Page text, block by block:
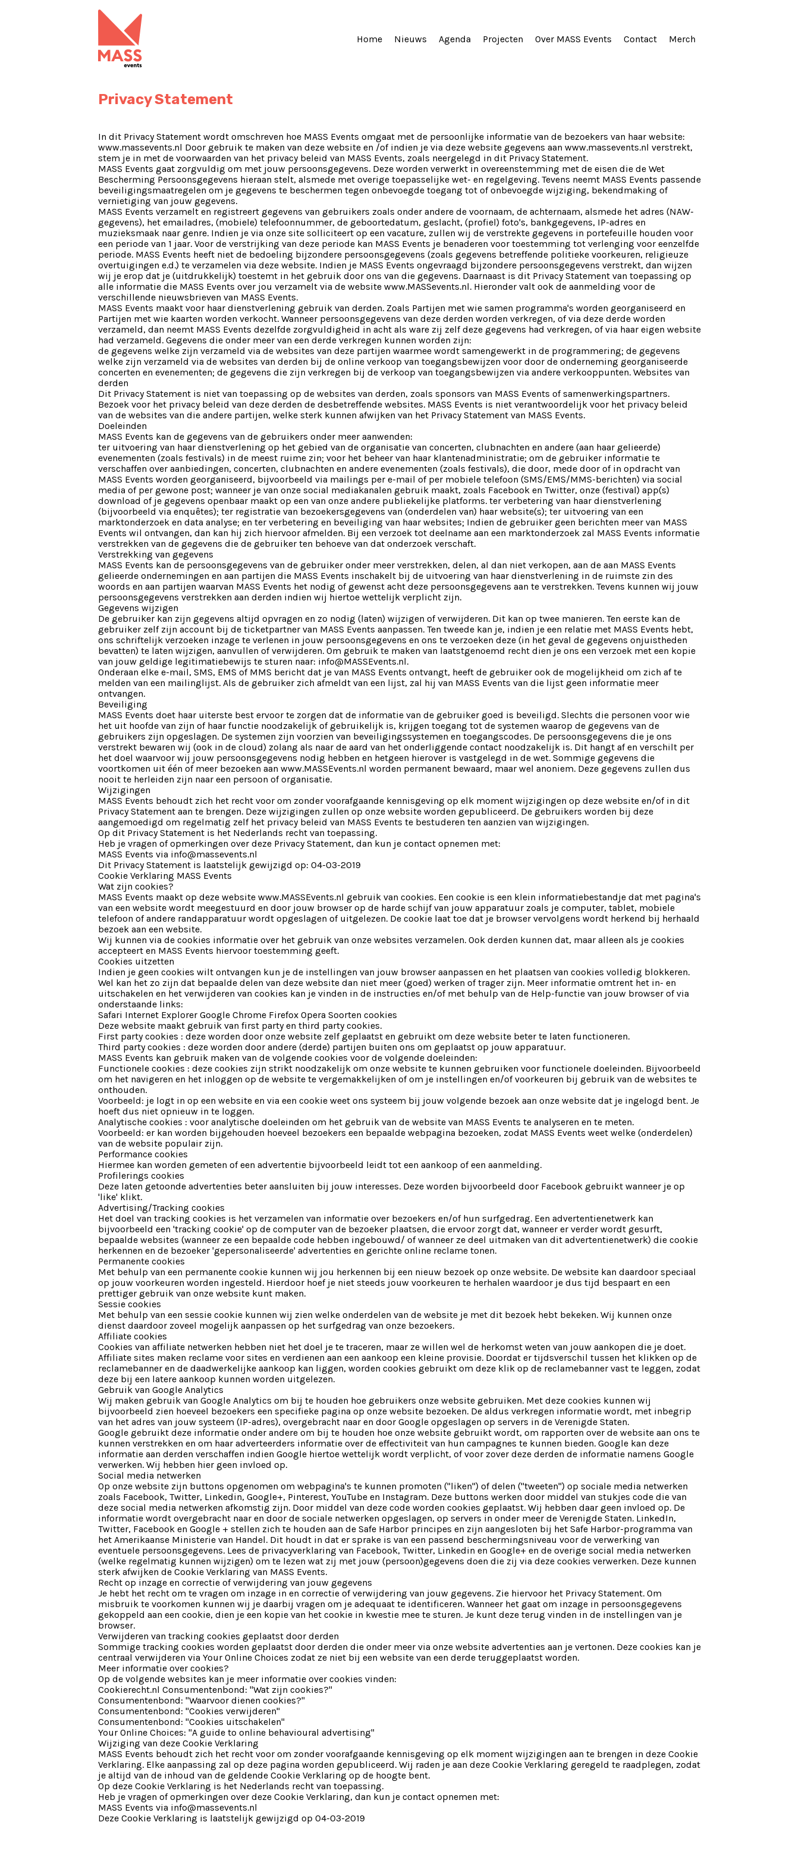
Home Nieuws Agenda Projecten Over MASS Events Contact Merch
Privacy Statement
In dit Privacy Statement wordt omschreven hoe MASS Events omgaat met de persoonlijke informatie van de bezoekers van haar website:
www.massevents.nl Door gebruik te maken van deze website en /of indien je via deze website gegevens aan www.massevents.nl verstrekt,
stem je in met de voorwaarden van het privacy beleid van MASS Events, zoals neergelegd in dit Privacy Statement.
MASS Events gaat zorgvuldig om met jouw persoonsgegevens. Deze worden verwerkt in overeenstemming met de eisen die de Wet
Bescherming Persoonsgegevens hieraan stelt, alsmede met overige toepasselijke wet- en regelgeving. Tevens neemt MASS Events passende
beveiligingsmaatregelen om je gegevens te beschermen tegen onbevoegde toegang tot of onbevoegde wijziging, bekendmaking of
vernietiging van jouw gegevens.
MASS Events verzamelt en registreert gegevens van gebruikers zoals onder andere de voornaam, de achternaam, alsmede het adres (NAW-
gegevens), het emailadres, (mobiele) telefoonnummer, de geboortedatum, geslacht, (profiel) foto's, bankgegevens, IP-adres en
muzieksmaak naar genre. Indien je via onze site solliciteert op een vacature, zullen wij de verstrekte gegevens in portefeuille houden voor
een periode van 1 jaar. Voor de verstrijking van deze periode kan MASS Events je benaderen voor toestemming tot verlenging voor eenzelfde
periode. MASS Events heeft niet de bedoeling bijzondere persoonsgegevens (zoals gegevens betreffende politieke voorkeuren, religieuze
overtuigingen e.d.) te verzamelen via deze website. Indien je MASS Events ongevraagd bijzondere persoonsgegevens verstrekt, dan wijzen
wij je erop dat je (uitdrukkelijk) toestemt in het gebruik door ons van die gegevens. Daarnaast is dit Privacy Statement van toepassing op
alle informatie die MASS Events over jou verzamelt via de website www.MASSevents.nl. Hieronder valt ook de aanmelding voor de
verschillende nieuwsbrieven van MASS Events.
MASS Events maakt voor haar dienstverlening gebruik van derden. Zoals Partijen met wie samen programma's worden georganiseerd en
Partijen met wie kaarten worden verkocht. Wanneer persoonsgegevens van deze derden worden verkregen, of via deze derde worden
verzameld, dan neemt MASS Events dezelfde zorgvuldigheid in acht als ware zij zelf deze gegevens had verkregen, of via haar eigen website
had verzameld. Gegevens die onder meer van een derde verkregen kunnen worden zijn:
de gegevens welke zijn verzameld via de websites van deze partijen waarmee wordt samengewerkt in de programmering; de gegevens
welke zijn verzameld via de websites van derden bij de online verkoop van toegangsbewijzen voor door de onderneming georganiseerde
concerten en evenementen; de gegevens die zijn verkregen bij de verkoop van toegangsbewijzen via andere verkooppunten. Websites van
derden
Dit Privacy Statement is niet van toepassing op de websites van derden, zoals sponsors van MASS Events of samenwerkingspartners.
Bezoek voor het privacy beleid van deze derden de desbetreffende websites. MASS Events is niet verantwoordelijk voor het privacy beleid
van de websites van die andere partijen, welke sterk kunnen afwijken van het Privacy Statement van MASS Events.
Doeleinden
MASS Events kan de gegevens van de gebruikers onder meer aanwenden:
ter uitvoering van haar dienstverlening op het gebied van de organisatie van concerten, clubnachten en andere (aan haar gelieerde)
evenementen (zoals festivals) in de meest ruime zin; voor het beheer van haar klantenadministratie; om de gebruiker informatie te
verschaffen over aanbiedingen, concerten, clubnachten en andere evenementen (zoals festivals), die door, mede door of in opdracht van
MASS Events worden georganiseerd, bijvoorbeeld via mailings per e-mail of per mobiele telefoon (SMS/EMS/MMS-berichten) via social
media of per gewone post; wanneer je van onze social mediakanalen gebruik maakt, zoals Facebook en Twitter, onze (festival) app(s)
download of je gegevens openbaar maakt op een van onze andere publiekelijke platforms. ter verbetering van haar dienstverlening
(bijvoorbeeld via enquêtes); ter registratie van bezoekersgegevens van (onderdelen van) haar website(s); ter uitvoering van een
marktonderzoek en data analyse; en ter verbetering en beveiliging van haar websites; Indien de gebruiker geen berichten meer van MASS
Events wil ontvangen, dan kan hij zich hiervoor afmelden. Bij een verzoek tot deelname aan een marktonderzoek zal MASS Events informatie
verstrekken van de gegevens die de gebruiker ten behoeve van dat onderzoek verschaft.
Verstrekking van gegevens
MASS Events kan de persoonsgegevens van de gebruiker onder meer verstrekken, delen, al dan niet verkopen, aan de aan MASS Events
gelieerde ondernemingen en aan partijen die MASS Events inschakelt bij de uitvoering van haar dienstverlening in de ruimste zin des
woords en aan partijen waarvan MASS Events het nodig of gewenst acht deze persoonsgegevens aan te verstrekken. Tevens kunnen wij jouw
persoonsgegevens verstrekken aan derden indien wij hiertoe wettelijk verplicht zijn.
Gegevens wijzigen
De gebruiker kan zijn gegevens altijd opvragen en zo nodig (laten) wijzigen of verwijderen. Dit kan op twee manieren. Ten eerste kan de
gebruiker zelf zijn account bij de ticketpartner van MASS Events aanpassen. Ten tweede kan je, indien je een relatie met MASS Events hebt,
ons schriftelijk verzoeken inzage te verlenen in jouw persoonsgegevens en ons te verzoeken deze (in het geval de gegevens onjuistheden
bevatten) te laten wijzigen, aanvullen of verwijderen. Om gebruik te maken van laatstgenoemd recht dien je ons een verzoek met een kopie
van jouw geldige legitimatiebewijs te sturen naar: info@MASSEvents.nl.
Onderaan elke e-mail, SMS, EMS of MMS bericht dat je van MASS Events ontvangt, heeft de gebruiker ook de mogelijkheid om zich af te
melden van een mailinglijst. Als de gebruiker zich afmeldt van een lijst, zal hij van MASS Events van die lijst geen informatie meer
ontvangen.
Beveiliging
MASS Events doet haar uiterste best ervoor te zorgen dat de informatie van de gebruiker goed is beveiligd. Slechts die personen voor wie
het uit hoofde van zijn of haar functie noodzakelijk of gebruikelijk is, krijgen toegang tot de systemen waarop de gegevens van de
gebruikers zijn opgeslagen. De systemen zijn voorzien van beveiligingssystemen en toegangscodes. De persoonsgegevens die je ons
verstrekt bewaren wij (ook in de cloud) zolang als naar de aard van het onderliggende contact noodzakelijk is. Dit hangt af en verschilt per
het doel waarvoor wij jouw persoonsgegevens nodig hebben en hetgeen hierover is vastgelegd in de wet. Sommige gegevens die
voortkomen uit één of meer bezoeken aan www.MASSEvents.nl worden permanent bewaard, maar wel anoniem. Deze gegevens zullen dus
nooit te herleiden zijn naar een persoon of organisatie.
Wijzigingen
MASS Events behoudt zich het recht voor om zonder voorafgaande kennisgeving op elk moment wijzigingen op deze website en/of in dit
Privacy Statement aan te brengen. Deze wijzigingen zullen op onze website worden gepubliceerd. De gebruikers worden bij deze
aangemoedigd om regelmatig zelf het privacy beleid van MASS Events te bestuderen ten aanzien van wijzigingen.
Op dit Privacy Statement is het Nederlands recht van toepassing.
Heb je vragen of opmerkingen over deze Privacy Statement, dan kun je contact opnemen met:
MASS Events via info@massevents.nl
Dit Privacy Statement is laatstelijk gewijzigd op: 04-03-2019
Cookie Verklaring MASS Events
Wat zijn cookies?
MASS Events maakt op deze website www.MASSEvents.nl gebruik van cookies. Een cookie is een klein informatiebestandje dat met pagina's
van een website wordt meegestuurd en door jouw browser op de harde schijf van jouw apparatuur zoals je computer, tablet, mobiele
telefoon of andere randapparatuur wordt opgeslagen of uitgelezen. De cookie laat toe dat je browser vervolgens wordt herkend bij herhaald
bezoek aan een website.
Wij kunnen via de cookies informatie over het gebruik van onze websites verzamelen. Ook derden kunnen dat, maar alleen als je cookies
accepteert en MASS Events hiervoor toestemming geeft.
Cookies uitzetten
Indien je geen cookies wilt ontvangen kun je de instellingen van jouw browser aanpassen en het plaatsen van cookies volledig blokkeren.
Wel kan het zo zijn dat bepaalde delen van deze website dan niet meer (goed) werken of trager zijn. Meer informatie omtrent het in- en
uitschakelen en het verwijderen van cookies kan je vinden in de instructies en/of met behulp van de Help-functie van jouw browser of via
onderstaande links:
Safari Internet Explorer Google Chrome Firefox Opera Soorten cookies
Deze website maakt gebruik van first party en third party cookies.
First party cookies : deze worden door onze website zelf geplaatst en gebruikt om deze website beter te laten functioneren.
Third party cookies : deze worden door andere (derde) partijen buiten ons om geplaatst op jouw apparatuur.
MASS Events kan gebruik maken van de volgende cookies voor de volgende doeleinden:
Functionele cookies : deze cookies zijn strikt noodzakelijk om onze website te kunnen gebruiken voor functionele doeleinden. Bijvoorbeeld
om het navigeren en het inloggen op de website te vergemakkelijken of om je instellingen en/of voorkeuren bij gebruik van de websites te
onthouden.
Voorbeeld: je logt in op een website en via een cookie weet ons systeem bij jouw volgende bezoek aan onze website dat je ingelogd bent. Je
hoeft dus niet opnieuw in te loggen.
Analytische cookies : voor analytische doeleinden om het gebruik van de website van MASS Events te analyseren en te meten.
Voorbeeld: er kan worden bijgehouden hoeveel bezoekers een bepaalde webpagina bezoeken, zodat MASS Events weet welke (onderdelen)
van de website populair zijn.
Performance cookies
Hiermee kan worden gemeten of een advertentie bijvoorbeeld leidt tot een aankoop of een aanmelding.
Profilerings cookies
Deze laten getoonde advertenties beter aansluiten bij jouw interesses. Deze worden bijvoorbeeld door Facebook gebruikt wanneer je op
'like' klikt.
Advertising/Tracking cookies
Het doel van tracking cookies is het verzamelen van informatie over bezoekers en/of hun surfgedrag. Een advertentienetwerk kan
bijvoorbeeld een 'tracking cookie' op de computer van de bezoeker plaatsen, die ervoor zorgt dat, wanneer er verder wordt gesurft,
bepaalde websites (wanneer ze een bepaalde code hebben ingebouwd/ of wanneer ze deel uitmaken van dit advertentienetwerk) die cookie
herkennen en de bezoeker 'gepersonaliseerde' advertenties en gerichte online reclame tonen.
Permanente cookies
Met behulp van een permanente cookie kunnen wij jou herkennen bij een nieuw bezoek op onze website. De website kan daardoor speciaal
op jouw voorkeuren worden ingesteld. Hierdoor hoef je niet steeds jouw voorkeuren te herhalen waardoor je dus tijd bespaart en een
prettiger gebruik van onze website kunt maken.
Sessie cookies
Met behulp van een sessie cookie kunnen wij zien welke onderdelen van de website je met dit bezoek hebt bekeken. Wij kunnen onze
dienst daardoor zoveel mogelijk aanpassen op het surfgedrag van onze bezoekers.
Affiliate cookies
Cookies van affiliate netwerken hebben niet het doel je te traceren, maar ze willen wel de herkomst weten van jouw aankopen die je doet.
Affiliate sites maken reclame voor sites en verdienen aan een aankoop een kleine provisie. Doordat er tijdsverschil tussen het klikken op de
reclamebanner en de daadwerkelijke aankoop kan liggen, worden cookies gebruikt om deze klik op de reclamebanner vast te leggen, zodat
deze bij een latere aankoop kunnen worden uitgelezen.
Gebruik van Google Analytics
Wij maken gebruik van Google Analytics om bij te houden hoe gebruikers onze website gebruiken. Met deze cookies kunnen wij
bijvoorbeeld zien hoeveel bezoekers een specifieke pagina op onze website bezoeken. De aldus verkregen informatie wordt, met inbegrip
van het adres van jouw systeem (IP-adres), overgebracht naar en door Google opgeslagen op servers in de Verenigde Staten.
Google gebruikt deze informatie onder andere om bij te houden hoe onze website gebruikt wordt, om rapporten over de website aan ons te
kunnen verstrekken en om haar adverteerders informatie over de effectiviteit van hun campagnes te kunnen bieden. Google kan deze
informatie aan derden verschaffen indien Google hiertoe wettelijk wordt verplicht, of voor zover deze derden de informatie namens Google
verwerken. Wij hebben hier geen invloed op.
Social media netwerken
Op onze website zijn buttons opgenomen om webpagina's te kunnen promoten ("liken") of delen ("tweeten") op sociale media netwerken
zoals Facebook, Twitter, Linkedin, Google+, Pinterest, YouTube en Instagram. Deze buttons werken door middel van stukjes code die van
deze social media netwerken afkomstig zijn. Door middel van deze code worden cookies geplaatst. Wij hebben daar geen invloed op. De
informatie wordt overgebracht naar en door de sociale netwerken opgeslagen, op servers in onder meer de Verenigde Staten. LinkedIn,
Twitter, Facebook en Google + stellen zich te houden aan de Safe Harbor principes en zijn aangesloten bij het Safe Harbor-programma van
het Amerikaanse Ministerie van Handel. Dit houdt in dat er sprake is van een passend beschermingsniveau voor de verwerking van
eventuele persoonsgegevens. Lees de privacyverklaring van Facebook, Twitter, Linkedin en Google+ en de overige social media netwerken
(welke regelmatig kunnen wijzigen) om te lezen wat zij met jouw (persoon)gegevens doen die zij via deze cookies verwerken. Deze kunnen
sterk afwijken de Cookie Verklaring van MASS Events.
Recht op inzage en correctie of verwijdering van jouw gegevens
Je hebt het recht om te vragen om inzage in en correctie of verwijdering van jouw gegevens. Zie hiervoor het Privacy Statement. Om
misbruik te voorkomen kunnen wij je daarbij vragen om je adequaat te identificeren. Wanneer het gaat om inzage in persoonsgegevens
gekoppeld aan een cookie, dien je een kopie van het cookie in kwestie mee te sturen. Je kunt deze terug vinden in de instellingen van je
browser.
Verwijderen van tracking cookies geplaatst door derden
Sommige tracking cookies worden geplaatst door derden die onder meer via onze website advertenties aan je vertonen. Deze cookies kan je
centraal verwijderen via Your Online Choices zodat ze niet bij een website van een derde teruggeplaatst worden.
Meer informatie over cookies?
Op de volgende websites kan je meer informatie over cookies vinden:
Cookierecht.nl Consumentenbond: "Wat zijn cookies?"
Consumentenbond: "Waarvoor dienen cookies?"
Consumentenbond: "Cookies verwijderen"
Consumentenbond: "Cookies uitschakelen"
Your Online Choices: "A guide to online behavioural advertising"
Wijziging van deze Cookie Verklaring
MASS Events behoudt zich het recht voor om zonder voorafgaande kennisgeving op elk moment wijzigingen aan te brengen in deze Cookie
Verklaring. Elke aanpassing zal op deze pagina worden gepubliceerd. Wij raden je aan deze Cookie Verklaring geregeld te raadplegen, zodat
je altijd van de inhoud van de geldende Cookie Verklaring op de hoogte bent.
Op deze Cookie Verklaring is het Nederlands recht van toepassing.
Heb je vragen of opmerkingen over deze Cookie Verklaring, dan kun je contact opnemen met:
MASS Events via info@massevents.nl
Deze Cookie Verklaring is laatstelijk gewijzigd op 04-03-2019